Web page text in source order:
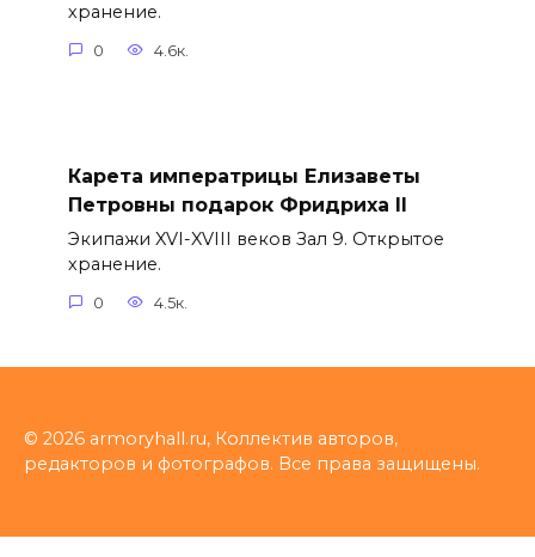
хранение.
0 4.6к.
Карета императрицы Елизаветы
Петровны подарок Фридриха II
Экипажи XVI-XVIII веков Зал 9. Открытое
хранение.
0 4.5к.
© 2026 armoryhall.ru, Коллектив авторов,
редакторов и фотографов. Все права защищены.